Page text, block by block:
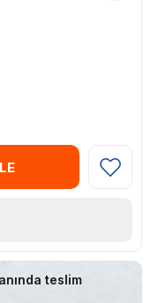
teslim